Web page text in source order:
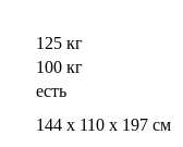
125 кг
100 кг
есть
144 х 110 х 197 см